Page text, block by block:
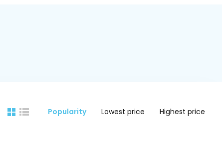
Popularity Lowest price Highest price